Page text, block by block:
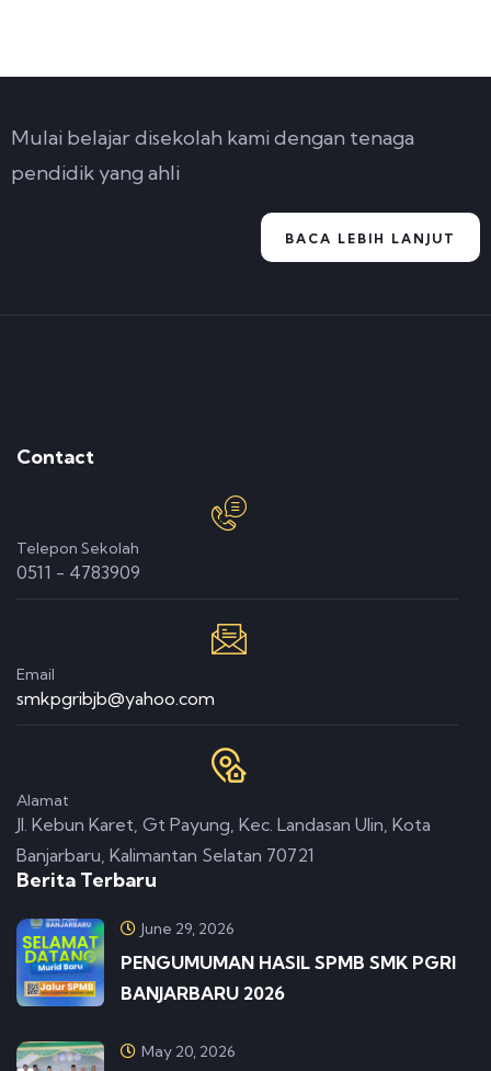
Mulai belajar disekolah kami dengan tenaga
pendidik yang ahli
BACA LEBIH LANJUT
Contact
Telepon Sekolah
0511 - 4783909
Email
smkpgribjb@yahoo.com
Alamat
Jl. Kebun Karet, Gt Payung, Kec. Landasan Ulin, Kota
Banjarbaru, Kalimantan Selatan 70721
Berita Terbaru
June 29, 2026
PENGUMUMAN HASIL SPMB SMK PGRI
BANJARBARU 2026
May 20, 2026